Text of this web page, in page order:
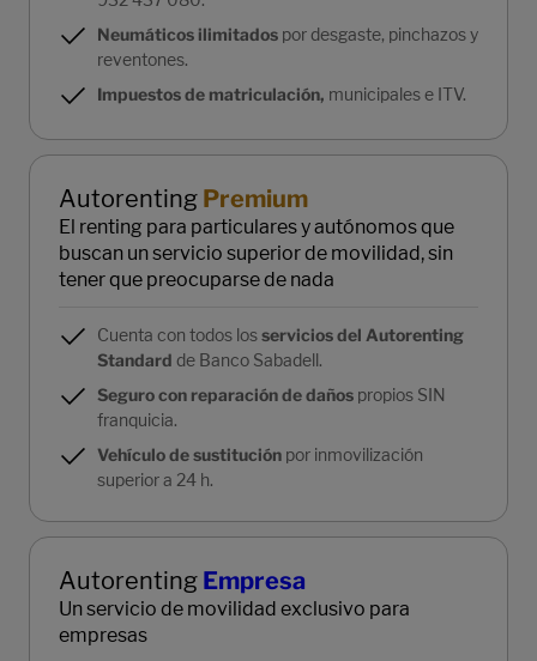
Neumáticos ilimitados por desgaste, pinchazos y
reventones.
Impuestos de matriculación, municipales e ITV.
Autorenting Premium
El renting para particulares y autónomos que
buscan un servicio superior de movilidad, sin
tener que preocuparse de nada
Cuenta con todos losservicios del Autorenting
Standard de Banco Sabadell.
Seguro con reparación de daños propios SIN
franquicia.
Vehículo de sustitución por inmovilización
superior a 24 h.
Autorenting Empresa
Un servicio de movilidad exclusivo para
empresas